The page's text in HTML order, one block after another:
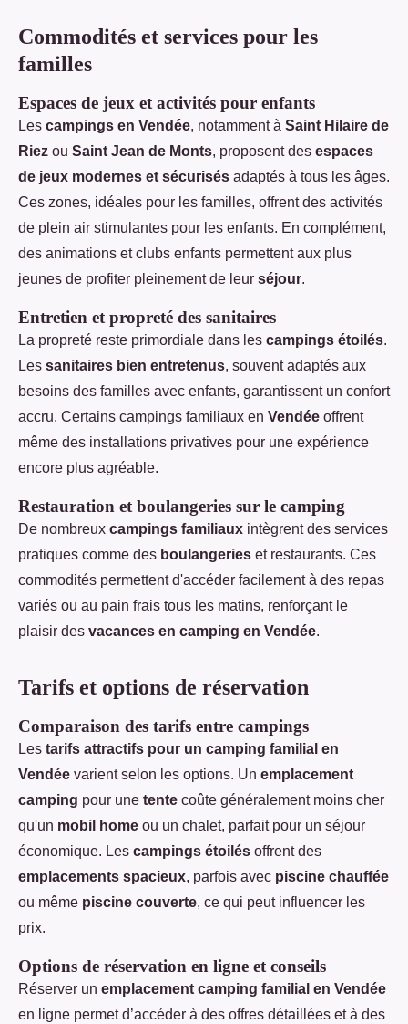
Commodités et services pour les
familles
Espaces de jeux et activités pour enfants
Les campings en Vendée, notamment à Saint Hilaire de
Riez ou Saint Jean de Monts, proposent des espaces
de jeux modernes et sécurisés adaptés à tous les âges.
Ces zones, idéales pour les familles, offrent des activités
de plein air stimulantes pour les enfants. En complément,
des animations et clubs enfants permettent aux plus
jeunes de profiter pleinement de leur séjour.
Entretien et propreté des sanitaires
La propreté reste primordiale dans les campings étoilés.
Les sanitaires bien entretenus, souvent adaptés aux
besoins des familles avec enfants, garantissent un confort
accru. Certains campings familiaux en Vendée offrent
même des installations privatives pour une expérience
encore plus agréable.
Restauration et boulangeries sur le camping
De nombreux campings familiaux intègrent des services
pratiques comme des boulangeries et restaurants. Ces
commodités permettent d'accéder facilement à des repas
variés ou au pain frais tous les matins, renforçant le
plaisir des vacances en camping en Vendée.
Tarifs et options de réservation
Comparaison des tarifs entre campings
Les tarifs attractifs pour un camping familial en
Vendée varient selon les options. Un emplacement
camping pour une tente coûte généralement moins cher
qu'un mobil home ou un chalet, parfait pour un séjour
économique. Les campings étoilés offrent des
emplacements spacieux, parfois avec piscine chauffée
ou même piscine couverte, ce qui peut influencer les
prix.
Options de réservation en ligne et conseils
Réserver un emplacement camping familial en Vendée
en ligne permet d’accéder à des offres détaillées et à des